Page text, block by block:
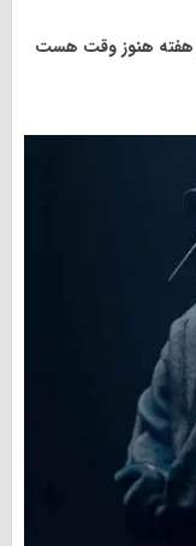
هفته هنوز وقت هست